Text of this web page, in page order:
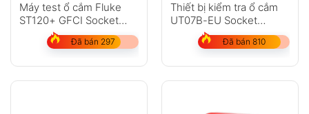
Máy test ổ cắm Fluke
ST120+ GFCI Socket
Tester
Đã bán 297
Thiết bị kiểm tra ổ cắm
UT07B-EU Socket
Tester
Đã bán 810